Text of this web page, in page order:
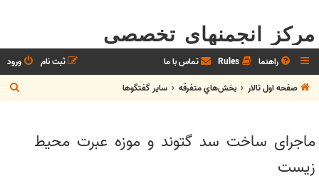
مرکز انجمنهای تخصصی
راهنما Rules تماس با ما ورود
ثبت نام
صفحه اول تالار
بخش‌‌هاي متفرقه ساير گفتگوها
ج
س
ماجرای ساخت سد گتوند و موزه عبرت محیط
زیست